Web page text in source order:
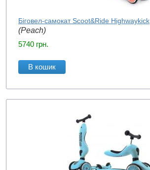
Біговел-самокат Scoot&Ride Highwaykick
(Peach)
5740 грн.
В кошик